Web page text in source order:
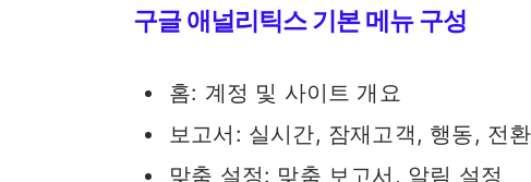
구글 애널리틱스 기본 메뉴 구성
홈: 계정 및 사이트 개요
보고서: 실시간, 잠재고객, 행동, 전
맞춤 설정: 맞춤 보고서, 알림 설정